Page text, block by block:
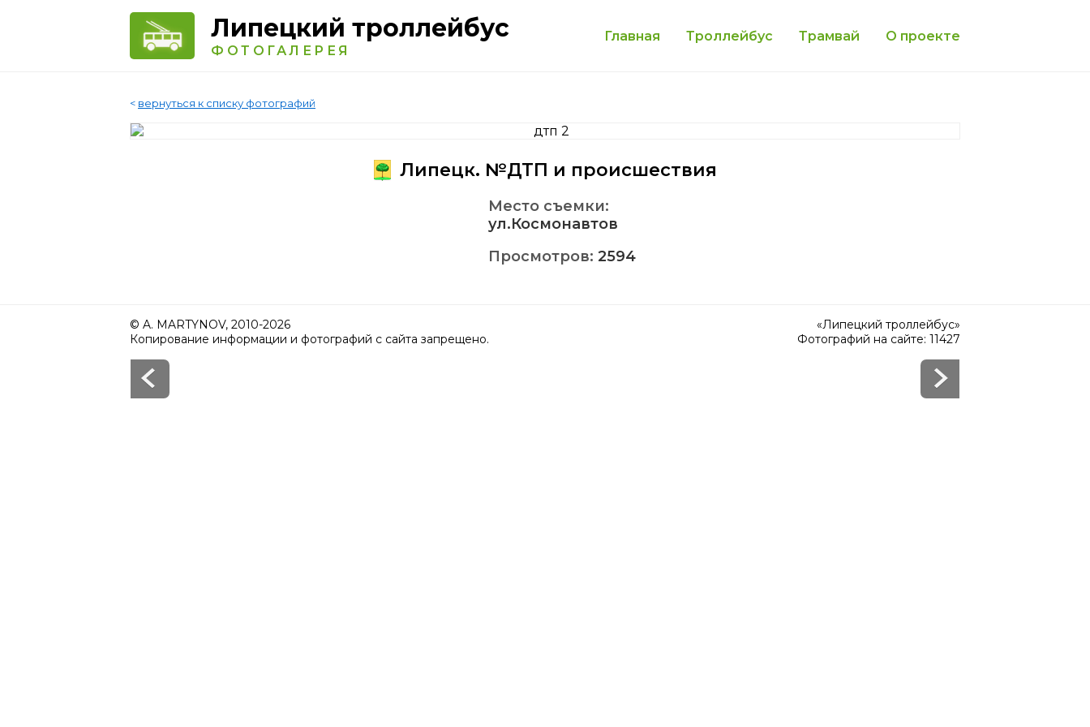
Липецкий троллейбус
ФОТОГАЛЕРЕЯ
Главная Троллейбус Трамвай О проекте
< вернуться к списку фотографий
Липецк. №ДТП и происшествия
Место съемки:
ул.Космонавтов
Просмотров: 2594
© A. MARTYNOV, 2010-2026
Копирование информации и фотографий с сайта запрещено.
«Липецкий троллейбус»
Фотографий на сайте: 11427